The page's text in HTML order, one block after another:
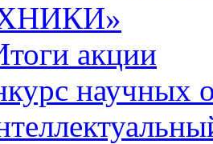
акции
научных